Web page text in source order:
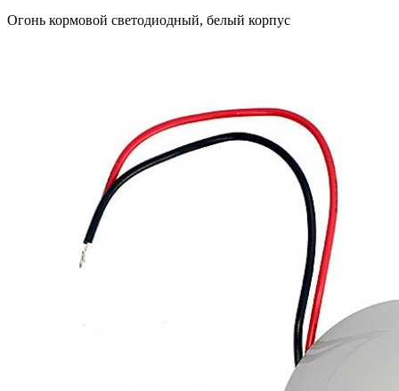
Огонь кормовой светодиодный, белый корпус